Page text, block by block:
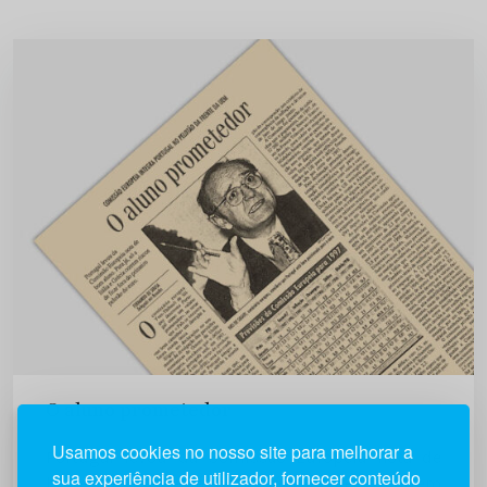
Usamos cookies no nosso site para melhorar a
sua experiência de utilizador, fornecer conteúdo
O aluno prometedor
Portugal levou da Comissão Europeia nota de